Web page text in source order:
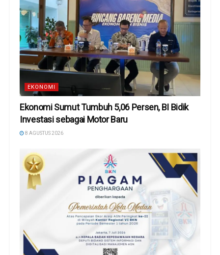
EKONOMI
Ekonomi Sumut Tumbuh 5,06 Persen, BI Bidik
Investasi sebagai Motor Baru
8 AGUSTUS 2026